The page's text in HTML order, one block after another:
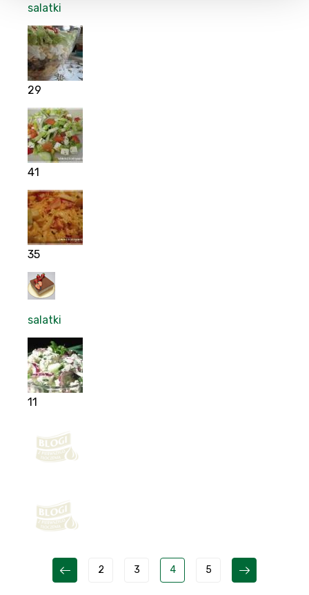
salatki
29
41
35
salatki
11
2 3 4 5